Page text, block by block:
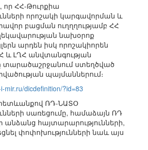
ՀՀ-Թուրքիա
որոշակի կարգավորման և
բացման ուղղղությամբ ՀՀ
նախօրոք
արդեն իսկ որոշակիորեն
և ԼՂՀ անվտանգության
տարածաշրջանում ստեղծված
պայմաններում։
mir.ru/dicdefinition/?id=83
ՌԴ-ՆԱՏՕ
սառեցումը, համաձայն ՌԴ
հայտարարությունների,
փոփոխությունների նաև այս